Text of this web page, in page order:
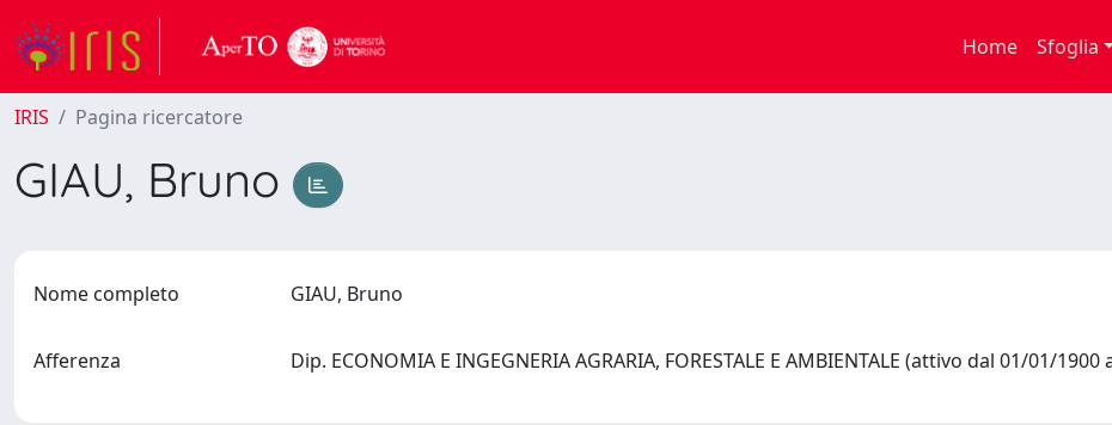
Home Sfoglia
IRIS Pagina ricercatore
GIAU, Bruno
Nome completo GIAU, Bruno
Afferenza Dip. ECONOMIA E INGEGNERIA AGRARIA, FORESTALE E AMBIENTALE (attivo dal 01/01/